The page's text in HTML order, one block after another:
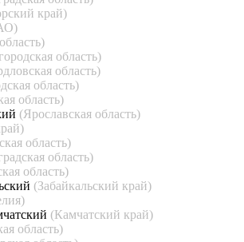
край)
область)
область)
область)
область)
(Ярославская область)
область)
область)
область)
(Забайкальский край)
(Камчатский край)
область)